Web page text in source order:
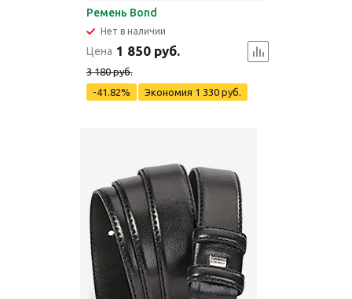
Ремень Bond
Нет в наличии
Цена 1 850 руб.
3 180 руб.
-41.82%
Экономия 1 330 руб.